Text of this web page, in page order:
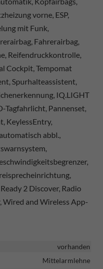
vorne, ESP,
mit Funk,
Fahrerairbag,
Reifendruckkontrolle,
Cockpit, Tempomat
Spurhalteassistent,
IQ.LIGHT
Tagfahrlicht, Pannenset,
KeylessEntry,
abbl.,
2 Discover, Radio
and Wireless App-
vorhanden
Mittelarmlehne